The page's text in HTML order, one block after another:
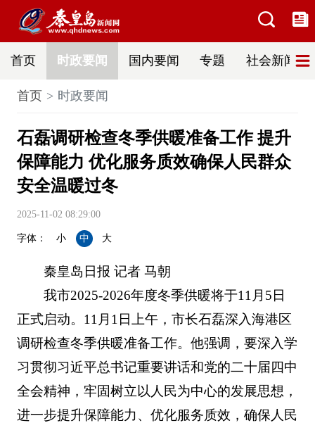
首页 时政要闻 国内要闻 专题 社会新闻
首页 时政要闻
石磊调研检查冬季供暖准备工作 提升
保障能力 优化服务质效确保人民群众
安全温暖过冬
2025-11-02 08:29:00
字体： 小 中 大
秦皇岛日报 记者 马朝
我市2025-2026年度冬季供暖将于11月5日
正式启动。11月1日上午，市长石磊深入海港区
调研检查冬季供暖准备工作。他强调，要深入学
习贯彻习近平总书记重要讲话和党的二十届四中
全会精神，牢固树立以人民为中心的发展思想，
进一步提升保障能力、优化服务质效，确保人民